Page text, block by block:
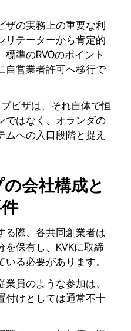
ザの実務上の重要な利
リテーターから肯定的
準のRVOのポイント
自営業者許可へ移行で
ビザは、それ自体で恒
ではなく、オランダの
ムへの入口段階と捉え
会社構成と
る際、各共同創業者は
を保有し、KVKに取締
る必要があります。
員のような参加は、
付けとしては通常不十